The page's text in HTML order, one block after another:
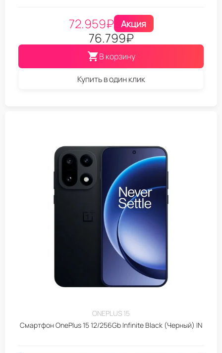
72.959₽ Акция
76.799₽
В корзину
Купить в один клик
ONEPLUS 15
Смартфон OnePlus 15 12/256Gb Infinite Black (Черный) IN